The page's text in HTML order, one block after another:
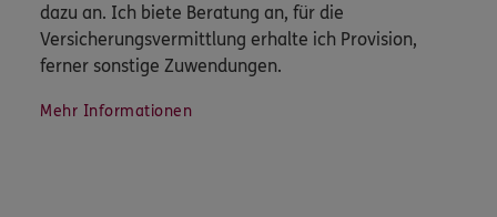
dazu an. Ich biete Beratung an, für die
Versicherungsvermittlung erhalte ich Provision,
ferner sonstige Zuwendungen.
Mehr Informationen